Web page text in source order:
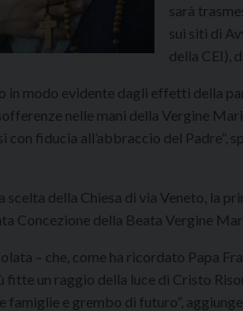
sarà
sui siti di
della CEI),
in modo evidente dagli effetti della
nelle mani della Vergine
con fiducia all’abbraccio del Padre”,
scelta della Chiesa di via Veneto, la
Concezione della Beata Vergine
– che, come ha ricordato Papa
fitte un raggio della luce di Cristo
famiglie e grembo di futuro”, aggiunge